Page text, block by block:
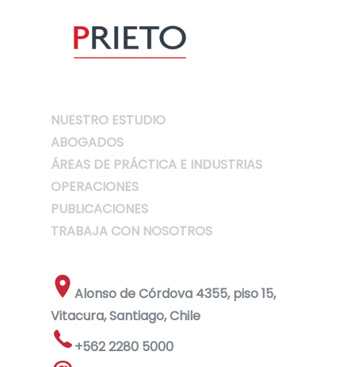
NUESTRO ESTUDIO
ABOGADOS
ÁREAS DE PRÁCTICA E INDUSTRIAS
OPERACIONES
PUBLICACIONES
TRABAJA CON NOSOTROS
Alonso de Córdova 4355, piso 15,
Vitacura, Santiago, Chile
+562 2280 5000